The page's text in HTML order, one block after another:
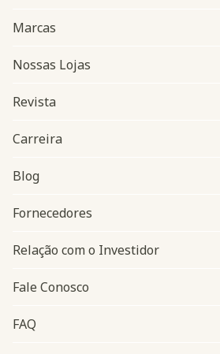
Navegação do rodapé
Marcas
Nossas Lojas
Revista
Carreira
Blog
Fornecedores
Relação com o Investidor
Fale Conosco
FAQ